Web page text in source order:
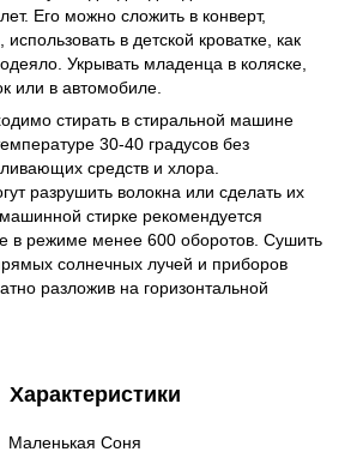
Его можно сложить в конверт,
в детской кроватке, как
Укрывать младенца в коляске,
или в автомобиле.
стирать в стиральной машине
30-40 градусов без
средств и хлора.
разрушить волокна или сделать их
стирке рекомендуется
в режиме менее 600 оборотов. Сушить
солнечных лучей и приборов
разложив на горизонтальной
Характеристики
Маленькая Соня